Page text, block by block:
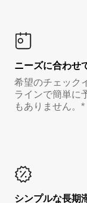
ニーズに合わせ
希望のチェック
ラインで簡単に
もありません。*
シンプルな長期